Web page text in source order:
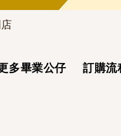
多畢業公仔 訂購流